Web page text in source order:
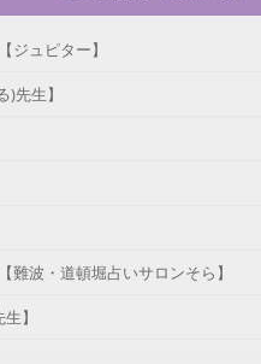
ジュピター】
先生】
波・道頓堀占いサロンそら】
】